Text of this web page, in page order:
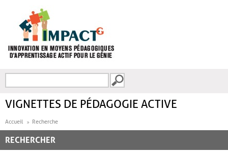
FORMULAIRE DE
VIGNETTES DE PÉDAGOGIE ACTIVE
Accueil Recherche
RECHERCHER